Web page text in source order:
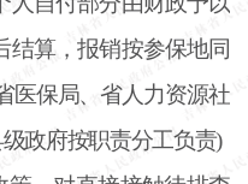
结算，报销按参保地同
医保局、省人力资源社
政府按职责分工负责)